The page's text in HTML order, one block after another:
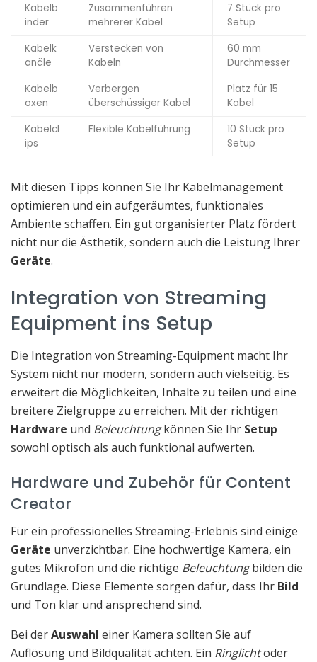
Kabelb
inder
Zusammenführen
mehrerer Kabel
7 Stück pro
Setup
Kabelk
anäle
Verstecken von
Kabeln
60 mm
Durchmesser
Kabelb
oxen
Verbergen
überschüssiger Kabel
Platz für 15
Kabel
Kabelcl
ips
Flexible Kabelführung
10 Stück pro
Setup
Mit diesen Tipps können Sie Ihr Kabelmanagement
optimieren und ein aufgeräumtes, funktionales
Ambiente schaffen. Ein gut organisierter Platz fördert
nicht nur die Ästhetik, sondern auch die Leistung Ihrer
Geräte.
Integration von Streaming
Equipment ins Setup
Die Integration von Streaming-Equipment macht Ihr
System nicht nur modern, sondern auch vielseitig. Es
erweitert die Möglichkeiten, Inhalte zu teilen und eine
breitere Zielgruppe zu erreichen. Mit der richtigen
Hardware und Beleuchtungkönnen Sie Ihr Setup
sowohl optisch als auch funktional aufwerten.
Hardware und Zubehör für Content
Creator
Für ein professionelles Streaming-Erlebnis sind einige
Geräte unverzichtbar. Eine hochwertige Kamera, ein
gutes Mikrofon und die richtige Beleuchtungbilden die
Grundlage. Diese Elemente sorgen dafür, dass Ihr Bild
und Ton klar und ansprechend sind.
Bei derAuswahl einer Kamera sollten Sie auf
Auflösung und Bildqualität achten. Ein Ringlichtoder